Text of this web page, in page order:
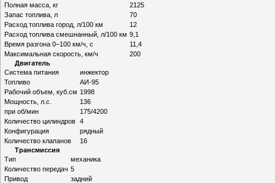
Полная масса, кг
2125
Запас топлива, л
70
Расход топлива город, л/100 км
12
Расход топлива смешнанный, л/100 км 9,1
Время разгона 0–100 км/ч, с
11,4
Максимальная скорость, км/ч
200
Двигатель
Система питания
инжектор
Топливо
АИ-95
Рабочий объем, куб.см 1998
Мощность, л.с.
136
при об/мин
175/4200
Количество цилиндров 4
Конфигурация
рядный
Количество клапанов
16
Трансмиссия
Тип
механика
Количество передач 5
Привод
задний